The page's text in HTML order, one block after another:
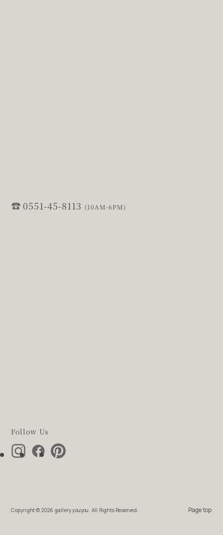
0551-45-8113 (10AM-6PM)
Follow Us
Page top
Copyright © 2026 gallery youyou. All Rights Reserved.